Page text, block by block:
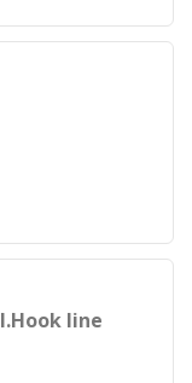
line